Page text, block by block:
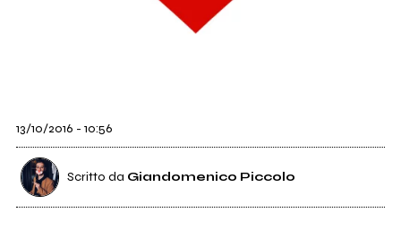
13/10/2016 - 10:56
Scritto da Giandomenico Piccolo